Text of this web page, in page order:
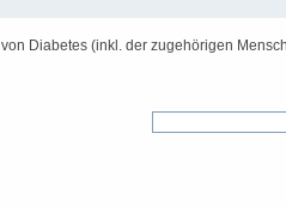
Diabetes (inkl. der zugehörigen